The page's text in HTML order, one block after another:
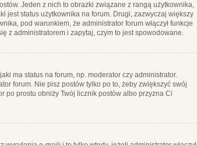
Jeden z nich to obrazki związane z rangą użytkownika,
jest status użytkownika na forum. Drugi, zazwyczaj większy
pod warunkiem, że administrator forum włączył funkcje
z administratorem i zapytaj, czym to jest spowodowane.
ma status na forum, np. moderator czy administrator.
forum. Nie pisz postów tylko po to, żeby zwiększyć swój
po prostu obniży Twój licznik postów albo przyzna Ci